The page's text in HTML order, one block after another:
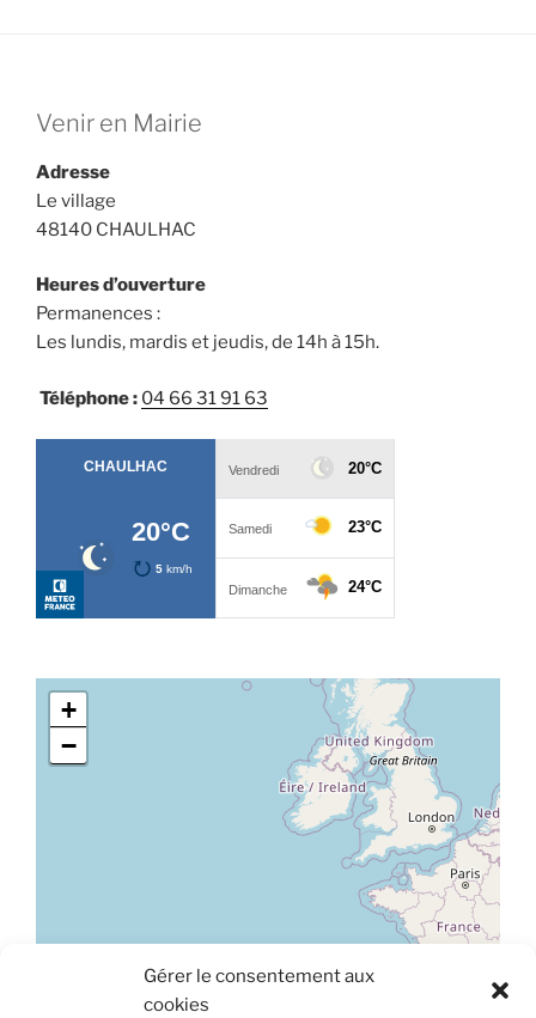
Gérer le consentement aux
cookies
b
o
k
d
Venir en Mairie
Adresse
Le village
48140 CHAULHAC
Heures d’ouverture
Permanences :
Les lundis, mardis et jeudis, de 14h à 15h.
Téléphone : 04 66 31 91 63
+
−
Leaflet|© OpenStreetMap